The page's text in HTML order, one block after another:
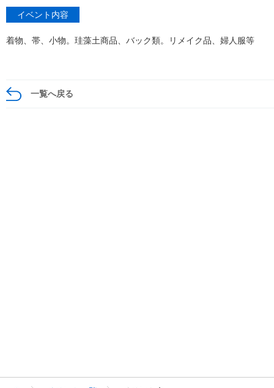
イベント内容
着物、帯、小物。珪藻土商品、バック類。リメイク品、婦人服等
一覧へ戻る